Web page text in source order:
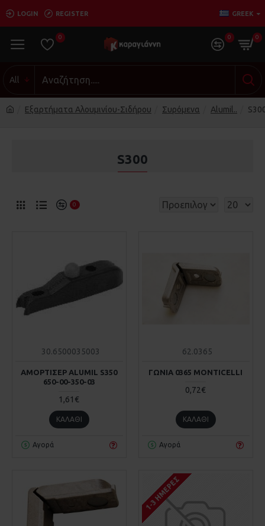
LOGIN REGISTER GREEK
0 0 0
All
Εξαρτήματα Αλουμινίου-Σιδήρου Συρόμενα Alumil..
S300
0
30.6500035003
ΑΜΟΡΤΙΣΕΡ ALUMIL S350
650-00-350-03
1,61€
ΚΑΛΆΘΙ
Αγορά
62.0365
ΓΩΝΙΑ 0365 MONTICELLI
0,72€
ΚΑΛΆΘΙ
Αγορά
1-3 ΗΜΈΡΕΣ